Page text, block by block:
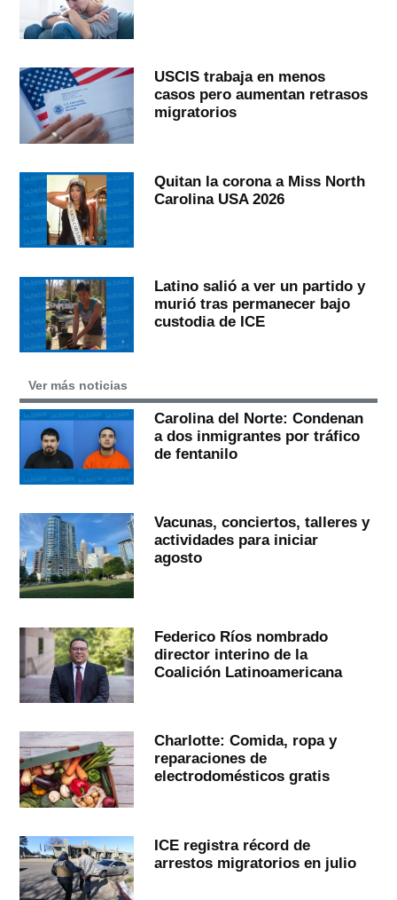
USCIS trabaja en menos
casos pero aumentan retrasos
migratorios
Quitan la corona a Miss North
Carolina USA 2026
Latino salió a ver un partido y
murió tras permanecer bajo
custodia de ICE
Ver más noticias
Carolina del Norte: Condenan
a dos inmigrantes por tráfico
de fentanilo
Vacunas, conciertos, talleres y
actividades para iniciar
agosto
Federico Ríos nombrado
director interino de la
Coalición Latinoamericana
Charlotte: Comida, ropa y
reparaciones de
electrodomésticos gratis
ICE registra récord de
arrestos migratorios en julio